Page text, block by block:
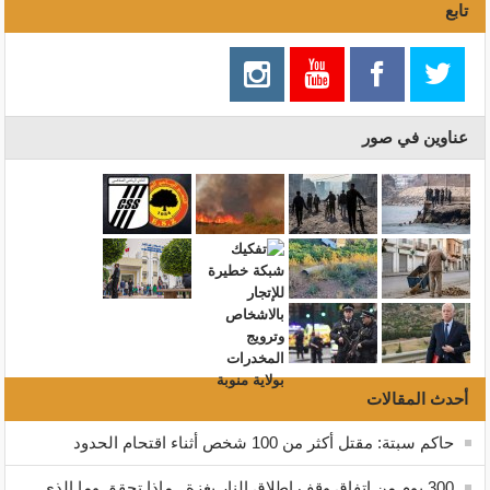
تابع
عناوين في صور
أحدث المقالات
حاكم سبتة: مقتل أكثر من 100 شخص أثناء اقتحام الحدود